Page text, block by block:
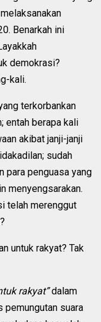
Benarkah ini
demokrasi?
kali.
terkorbankan
entah berapa kali
akibat janji-janji
sudah
para penguasa yang
menyengsarakan.
telah merenggut
untuk rakyat? Tak
rakyat”dalam
pemungutan suara